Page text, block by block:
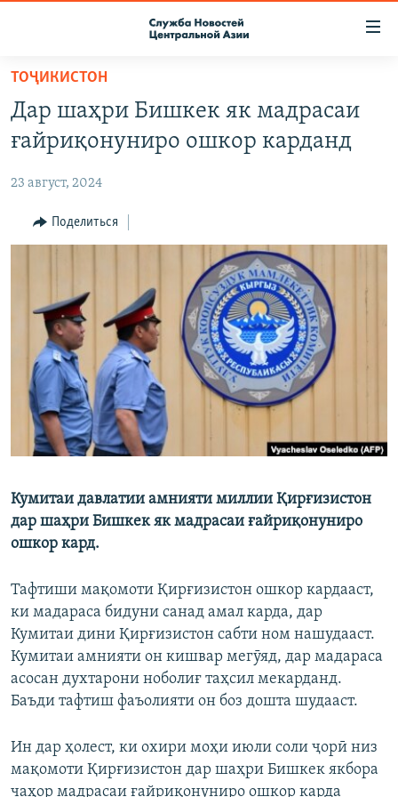
Вернуться
основному
содержанию
Вернутся
навигации
Вернутся
ПОДПИСКА
КОНТАКТЫ
RFE/RL ДИРЕКТ
НАСТОЯЩЕЕ ВРЕМЯ
ТОҶИКИСТОН
Дар шаҳри Бишкек як мадрасаи
ғайриқонуниро ошкор карданд
23 август, 2024
Поделиться
Кумитаи давлатии амнияти миллии Қирғизистон
дар шаҳри Бишкек як мадрасаи ғайриқонуниро
ошкор кард.
Тафтиши мақомоти Қирғизистон ошкор кардааст,
ки мадараса бидуни санад амал карда, дар
Кумитаи дини Қирғизистон сабти ном нашудааст.
Кумитаи амнияти он кишвар мегӯяд, дар мадараса
асосан духтарони ноболиғ таҳсил мекарданд.
Баъди тафтиш фаъолияти он боз дошта шудааст.
Ин дар ҳолест, ки охири моҳи июли соли ҷорӣ низ
мақомоти Қирғизистон дар шаҳри Бишкек якбора
чаҳор мадрасаи ғайриқонуниро ошкор карда